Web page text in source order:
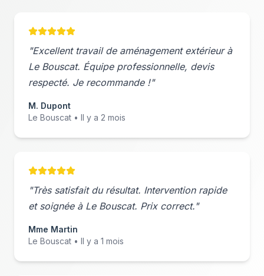
"Excellent travail de aménagement extérieurà
Le Bouscat. Équipe professionnelle, devis
respecté. Je recommande !"
M. Dupont
Le Bouscat • Il y a 2 mois
"Très satisfait du résultat. Intervention rapide
et soignée à Le Bouscat. Prix correct."
Mme Martin
Le Bouscat • Il y a 1 mois